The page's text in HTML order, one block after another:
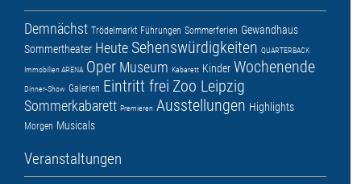
Demnächst Trödelmarkt Führungen Sommerferien Gewandhaus
Sommertheater Heute Sehenswürdigkeiten QUARTERBACK
Immobilien ARENA Oper Museum Kabarett Kinder Wochenende
Dinner-Show Galerien Eintritt frei Zoo Leipzig
Sommerkabarett Premieren Ausstellungen Highlights
Morgen Musicals
Veranstaltungen